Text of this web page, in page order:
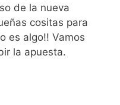
de la nueva
cositas para
es algo!! Vamos
la apuesta.